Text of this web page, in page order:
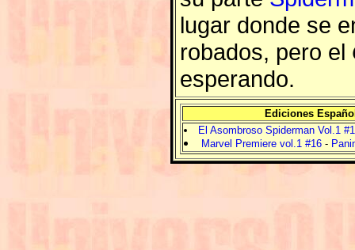
lugar donde se
robados, pero el
esperando.
Ediciones
El Asombroso Spiderman Vol.1
Marvel Premiere vol.1 #16 -